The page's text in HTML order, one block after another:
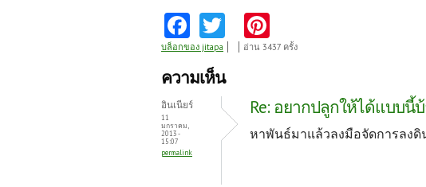
Fa
ce
b
o
k
w
itt
nt
es
t
บล็อกของ jitapa อ่าน 3437 ครั้ง
ความเห็น
อินเนียร์
11
มกราคม,
2013 -
15:07
permalink
Re: อยากปลูกให้ได้แบบนี้บ้
หาพันธ์มาแล้วลงมือจัดการลง